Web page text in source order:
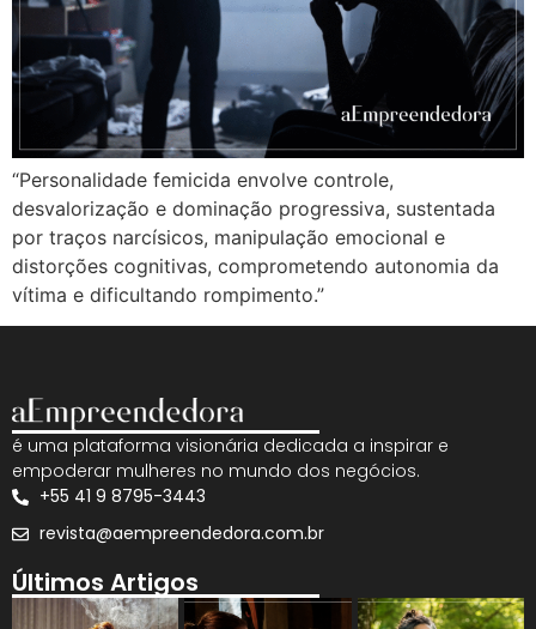
“Personalidade femicida envolve controle,
desvalorização e dominação progressiva, sustentada
por traços narcísicos, manipulação emocional e
distorções cognitivas, comprometendo autonomia da
vítima e dificultando rompimento.”
é uma plataforma visionária dedicada a inspirar e
empoderar mulheres no mundo dos negócios.
+55 41 9 8795-3443
revista@aempreendedora.com.br
Últimos Artigos